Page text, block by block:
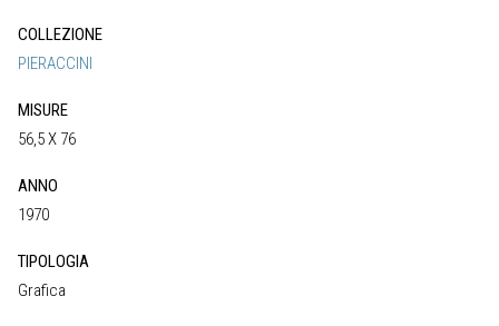
COLLEZIONE
PIERACCINI
MISURE
56,5 X 76
ANNO
1970
TIPOLOGIA
Grafica